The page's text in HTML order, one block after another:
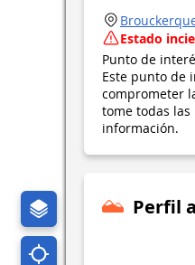
Estado
Punto de
Este punto de
comprometer
tome todas
información.
Perfil